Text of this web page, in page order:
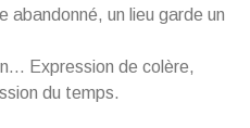
un lieu garde un
Expression de colère,
du temps.